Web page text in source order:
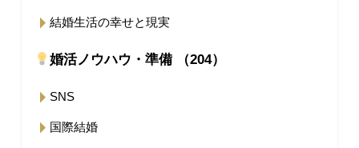
結婚生活の幸せと現実
婚活ノウハウ・準備 （204）
SNS
国際結婚